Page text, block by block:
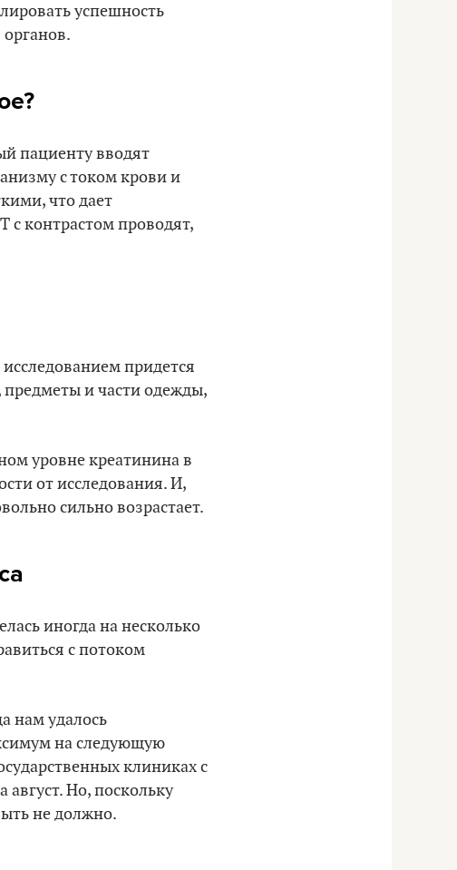
успешность
пациенту вводят
с током крови и
что дает
с контрастом проводят,
придется
предметы и части одежды,
уровне креатинина в
от исследования. И,
сильно возрастает.
иногда на несколько
с потоком
нам удалось
на следующую
клиниках с
август. Но, поскольку
не должно.